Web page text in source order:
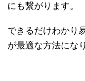
にも繋がります。
できるだけわかり
が最適な方法にな